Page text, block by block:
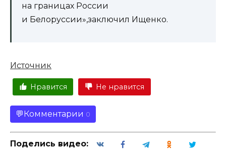
на границах России
и Белоруссии»,заключил Ищенко.
Источник
Нравится Не нравится
Комментарии 0
Поделись видео: